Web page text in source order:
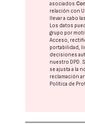
asociados.
relación con
llevar a cabo
Los datos
grupo por
Acceso,
portabilidad,
decisiones
nuestro DPD.
se ajusta a la
reclamación
Política de